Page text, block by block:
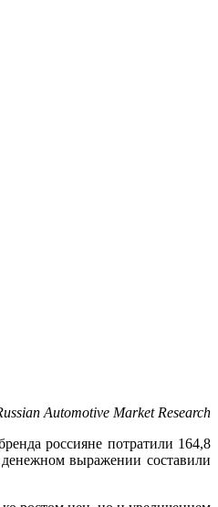
Automotive Market Research
россияне потратили 164,8
выражении составили